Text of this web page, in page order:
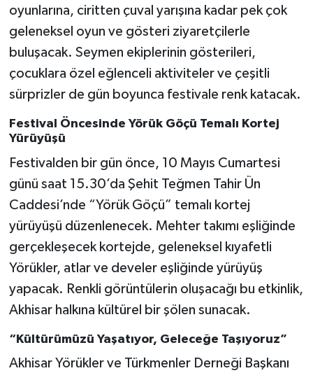
oyunlarına, ciritten çuval yarışına kadar pek çok
geleneksel oyun ve gösteri ziyaretçilerle
buluşacak. Seymen ekiplerinin gösterileri,
çocuklara özel eğlenceli aktiviteler ve çeşitli
sürprizler de gün boyunca festivale renk katacak.
Festival Öncesinde Yörük Göçü Temalı Kortej
Yürüyüşü
Festivalden bir gün önce, 10 Mayıs Cumartesi
günü saat 15.30’da Şehit Teğmen Tahir Ün
Caddesi’nde “Yörük Göçü” temalı kortej
yürüyüşü düzenlenecek. Mehter takımı eşliğinde
gerçekleşecek kortejde, geleneksel kıyafetli
Yörükler, atlar ve develer eşliğinde yürüyüş
yapacak. Renkli görüntülerin oluşacağı bu etkinlik,
Akhisar halkına kültürel bir şölen sunacak.
“Kültürümüzü Yaşatıyor, Geleceğe Taşıyoruz”
Akhisar Yörükler ve Türkmenler Derneği Başkanı